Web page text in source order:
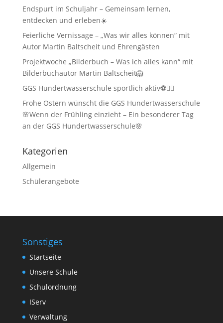
Endspurt im Schuljahr – Gemeinsam lernen,
entdecken und erleben☀️
Feierliche Vernissage – „Was wir alles können“ mit
Autor Martin Baltscheit und Ehrengästen
Projektwoche „Bilderbuch – Was ich alles kann“ mit
Bilderbuchautor Martin Baltscheit🦁
GGS Hundertwasserschule sportlich aktiv⚽🏃‍♂️
Frohe Ostern wünscht die GGS Hundertwasserschule
🌸Wenn der Frühling einzieht – Ein besonderer Tag
an der GGS Hundertwasserschule🌸
Kategorien
Allgemein
Schülerangebote
Sonstiges
Startseite
Unsere Schule
Schulordnung
IServ
Verwaltung